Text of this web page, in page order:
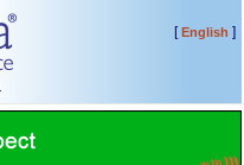
[English ]